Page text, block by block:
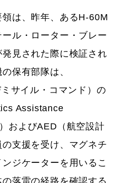
は、昨年、あるH-60M
ル・ローター・ブレー
発見された際に検証され
保有部隊は、
サイル・コマンド）の
Assistance
およびAED（航空設計
支援を受け、マグネチ
ジケーターを用いるこ
落雷の経路を確認する